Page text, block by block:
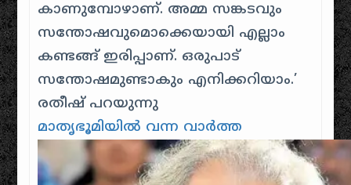
കാണുമ്പോഴാണ്. അമ്മ സങ്കടവും
സന്തോഷവുമൊക്കെയായി എല്ലാം
കണ്ടങ്ങ് ഇരിപ്പാണ്. ഒരുപാട്
സന്തോഷമുണ്ടാകും എനിക്കറിയാം.’
രതീഷ് പറയുന്നു
മാതൃഭൂമിയിൽ വന്ന വാർത്ത